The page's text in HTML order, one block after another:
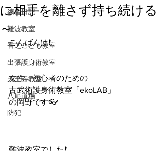
練習日記
難波教室
香芝こども教室
出張護身術教室
天王寺教室
八尾道場
防犯
に相手を離さず持ち続ける
～
こんばんは❗️
女性、初心者のための
古武術護身術教室「ekoLAB」
の岡野です👓
難波教室でした❗️